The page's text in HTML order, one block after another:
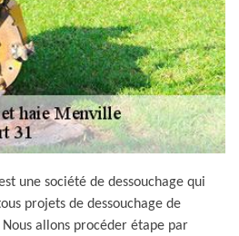
une société de dessouchage qui
projets de dessouchage de
allons procéder étape par